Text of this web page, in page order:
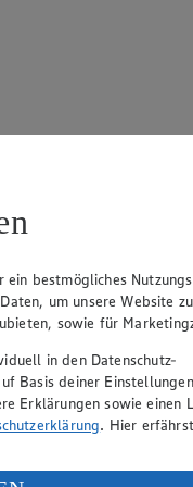
Website
oder Grafiken aus
ein bestmögliches
um unsere Website zu
sowie für
in den Datenschutz-
Basis deiner
Erklärungen sowie einen
. Hier